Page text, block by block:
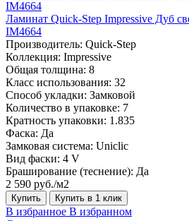
Ламинат Quick-Step Impressive Дуб
IM4664
Производитель: Quick-Step
Коллекция: Impressive
Общая толщина: 8
Класс использования: 32
Способ укладки: Замковой
Количество в упаковке: 7
Кратность упаковки: 1.835
Фаска: Да
Замковая система: Uniclic
Вид фаски: 4 V
Браширование (теснение): Да
2 590 руб./м2
Купить Купить в 1 клик
В избранное В избранном